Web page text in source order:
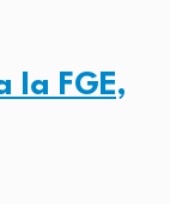
la FGE,